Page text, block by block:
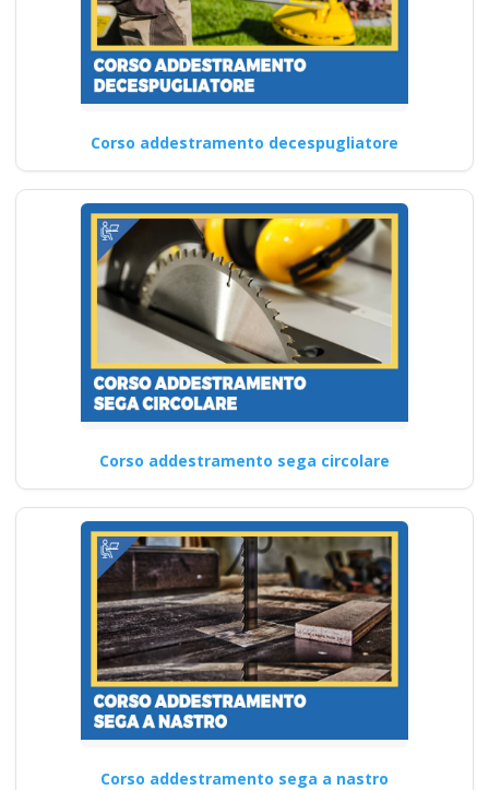
Corso addestramento decespugliatore
Corso addestramento sega circolare
Corso addestramento sega a nastro